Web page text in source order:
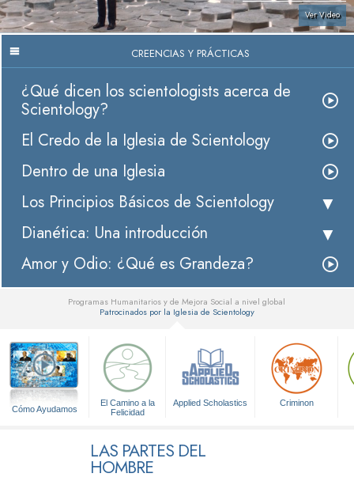
Ver Video
CREENCIAS Y PRÁCTICAS
¿Qué dicen los scientologists acerca de
Scientology?
El Credo de la Iglesia de Scientology
Dentro de una Iglesia
Los Principios Básicos de Scientology
Dianética: Una introducción
Amor y Odio: ¿Qué es Grandeza?
Programas Humanitarios y de Mejora Social a nivel global
Patrocinados por la Iglesia de Scientology
Cómo Ayudamos
El Camino a la
Felicidad
Applied Scholastics Criminon
LAS PARTES DEL
HOMBRE